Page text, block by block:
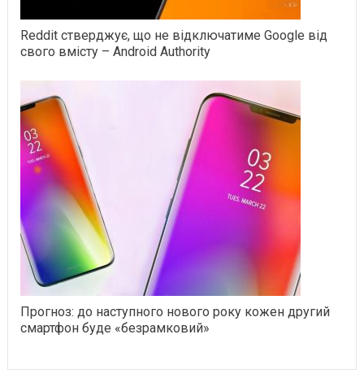
Reddit стверджує, що не відключатиме Google від
свого вмісту – Android Authority
Прогноз: до наступного нового року кожен другий
смартфон буде «безрамковий»